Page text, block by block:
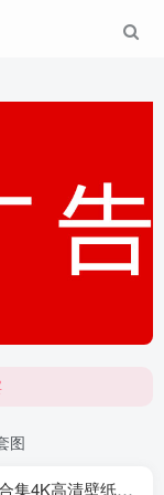
图
权恩妃水弹音乐节【27V】29P写真素材大合集4K高清壁纸照片素材